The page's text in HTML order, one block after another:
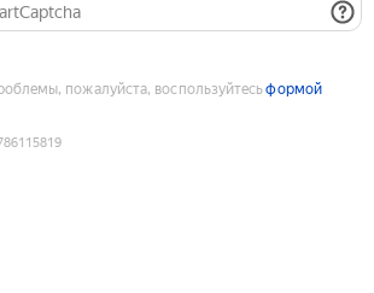
пожалуйста, воспользуйтесьформой